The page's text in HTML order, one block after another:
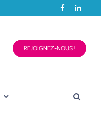
REJOIGNEZ-NOUS !